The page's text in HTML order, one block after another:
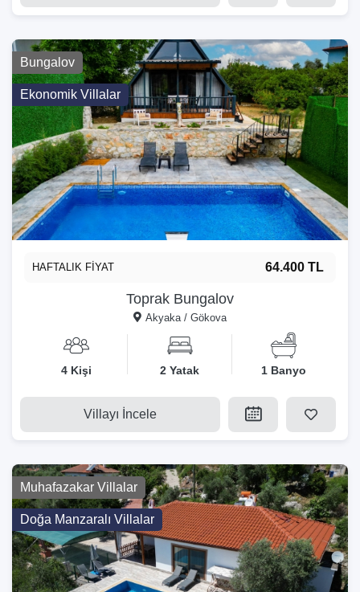
Bungalov
Ekonomik Villalar
Toprak Bungalov
Akyaka / Gökova
HAFTALIK FİYAT 64.400 TL
4 Kişi 2 Yatak 1 Banyo
Villayı İncele
Muhafazakar Villalar
Doğa Manzaralı Villalar